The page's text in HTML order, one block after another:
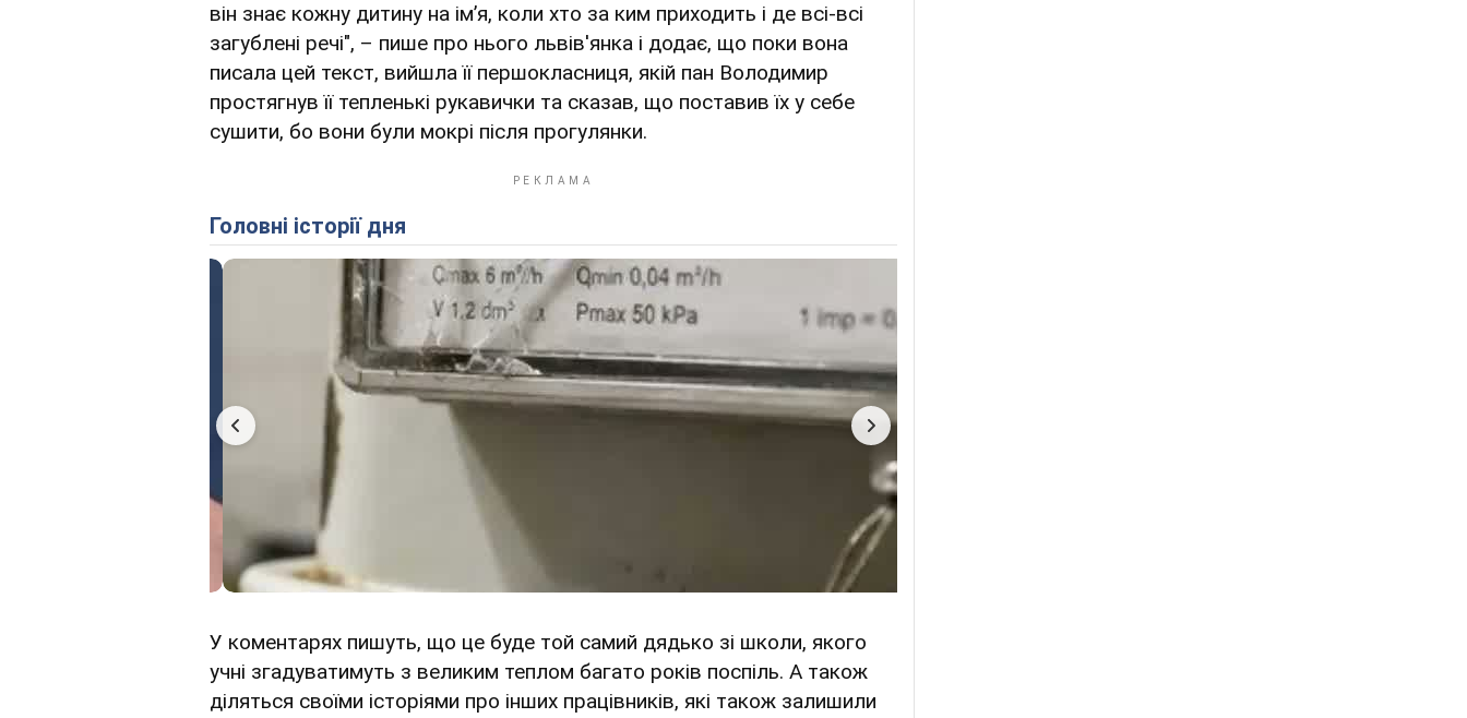
він знає кожну дитину на імʼя, коли хто за ким приходить і де всі-всі
загублені речі", – пише про нього львів'янка і додає, що поки вона
писала цей текст, вийшла її першокласниця, якій пан Володимир
простягнув її тепленькі рукавички та сказав, що поставив їх у себе
сушити, бо вони були мокрі після прогулянки.
Головні історії дня
У коментарях пишуть, що це буде той самий дядько зі школи, якого
учні згадуватимуть з великим теплом багато років поспіль. А також
діляться своїми історіями про інших працівників, які також залишили